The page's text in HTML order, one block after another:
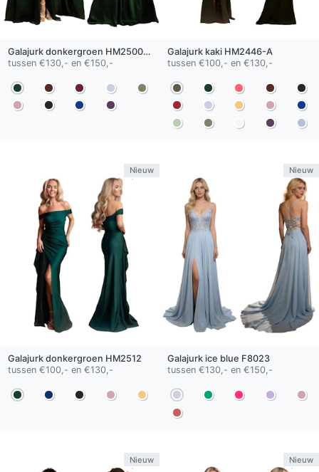
Galajurk donkergroen HM2500 QS
tussen €130,- en €150,-
Galajurk kakiHM2446-A
tussen €100,- en €130,-
Nieuw
Galajurk donkergroen HM2512
tussen €100,- en €130,-
Nieuw
Galajurk ice blue F8023
tussen €130,- en €150,-
Nieuw Nieuw